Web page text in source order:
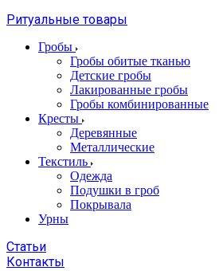
Ритуальные товары
Гробы
Гробы обитые тканью
Детские гробы
Лакированные гробы
Гробы комбинированные
Кресты
Деревянные
Металлические
Текстиль
Одежда
Подушки в гроб
Покрывала
Урны
Статьи
Контакты